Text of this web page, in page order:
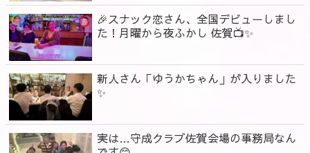
🎉スナック恋さん、全国デビューしまし
た！月曜から夜ふかし 佐賀📺✨
新人さん「ゆうかちゃん」が入りました
✨
実は…守成クラブ佐賀会場の事務局なん